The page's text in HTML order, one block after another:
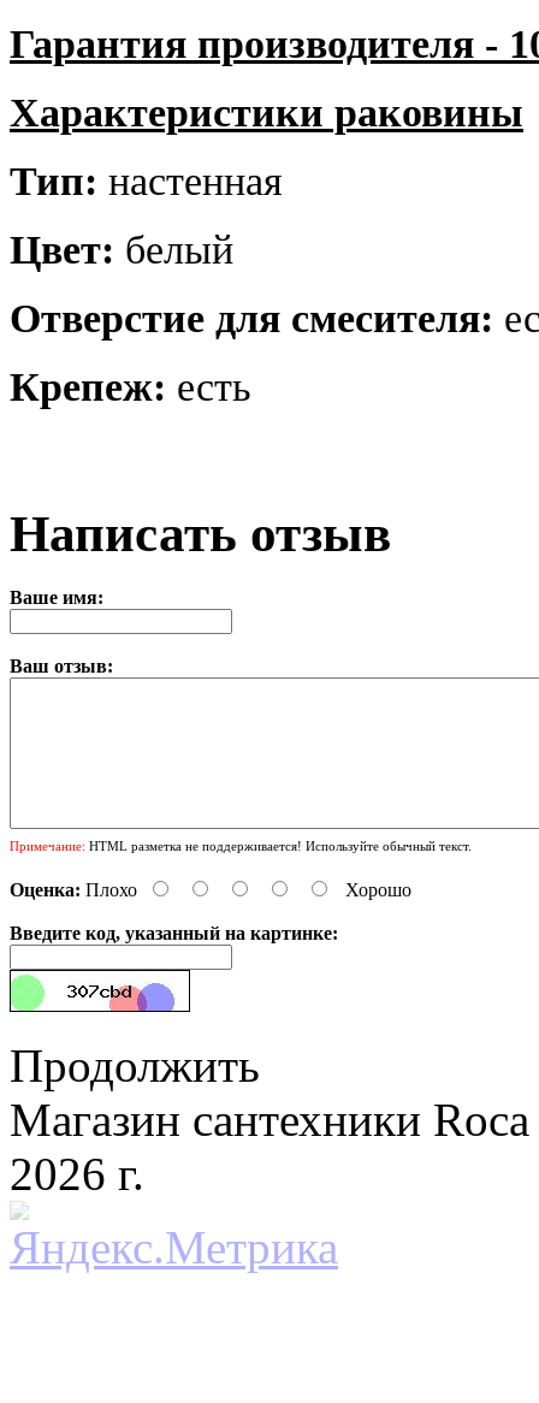
Гарантия производителя -
Характеристики раковины
Тип: настенная
Цвет: белый
Отверстие для смесителя:
Крепеж: есть
Написать отзыв
Ваше имя:
Ваш отзыв:
Примечание: HTML разметка не поддерживается! Используйте обычный текст.
Оценка: Плохо Хорошо
Введите код, указанный на картинке:
Продолжить
Магазин сантехники
2026 г.